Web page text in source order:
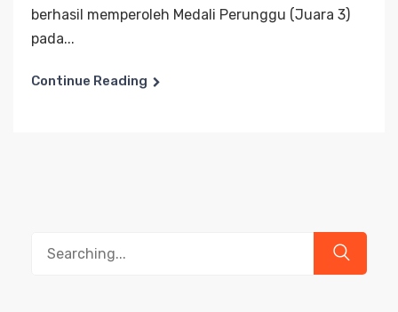
berhasil memperoleh Medali Perunggu (Juara 3)
pada...
Continue Reading